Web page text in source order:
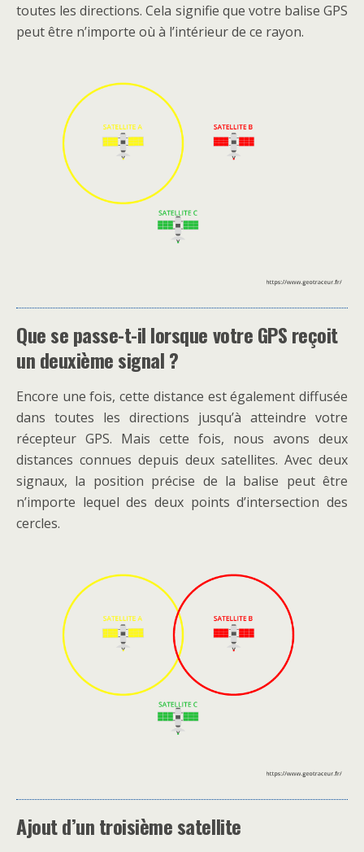
toutes les directions. Cela signifie que votre balise GPS
peut être n’importe où à l’intérieur de ce rayon.
Que se passe-t-il lorsque votre GPS reçoit
un deuxième signal ?
Encore une fois, cette distance est également diffusée
dans toutes les directions jusqu’à atteindre votre
récepteur GPS. Mais cette fois, nous avons deux
distances connues depuis deux satellites. Avec deux
signaux, la position précise de la balise peut être
n’importe lequel des deux points d’intersection des
cercles.
Ajout d’un troisième satellite